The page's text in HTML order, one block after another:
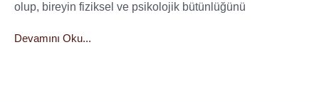
olup, bireyin fiziksel ve psikolojik bütünlüğünü
Devamını Oku...